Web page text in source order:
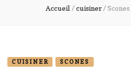
Accueil /cuisiner /
CUISINER SCONES